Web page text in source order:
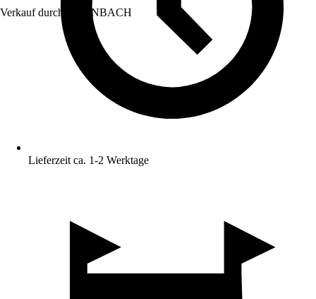
Verkauf durch: HORNBACH
Lieferzeit ca. 1-2 Werktage